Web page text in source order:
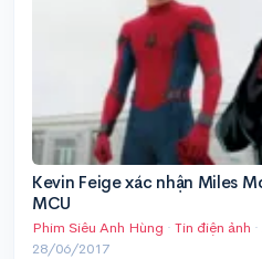
Kevin Feige xác nhận Miles
MCU
Phim Siêu Anh Hùng · Tin điện ảnh
28/06/2017